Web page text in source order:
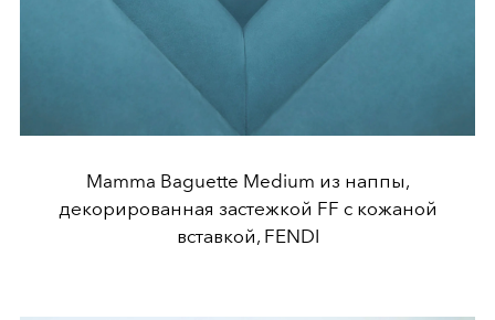
Mamma Baguette Medium из наппы,
декорированная застежкой FF с кожаной
вставкой, FENDI